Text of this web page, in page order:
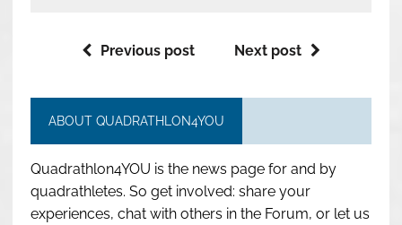
Previous post Next post
ABOUT QUADRATHLON4YOU
Quadrathlon4YOU is the news page for and by
quadrathletes. So get involved: share your
experiences, chat with others in the Forum, or let us